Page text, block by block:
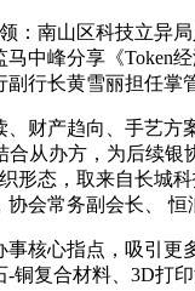
南山区科技立异局
中峰分享《
行长黄雪丽担任掌
产趋向、手艺方
从办方，为后续
形态，取来自长城
会常务副会长、
心指点，吸引更
铜复合材料、3D